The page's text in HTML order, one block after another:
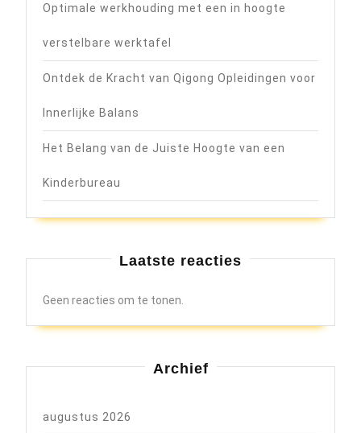
Optimale werkhouding met een in hoogte
verstelbare werktafel
Ontdek de Kracht van Qigong Opleidingen voor
Innerlijke Balans
Het Belang van de Juiste Hoogte van een
Kinderbureau
Laatste reacties
Geen reacties om te tonen.
Archief
augustus 2026